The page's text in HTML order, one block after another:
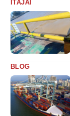
ITAJAI
BLOG